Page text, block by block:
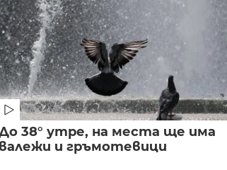
38° утре, на места ще има
валежи и гръмотевици